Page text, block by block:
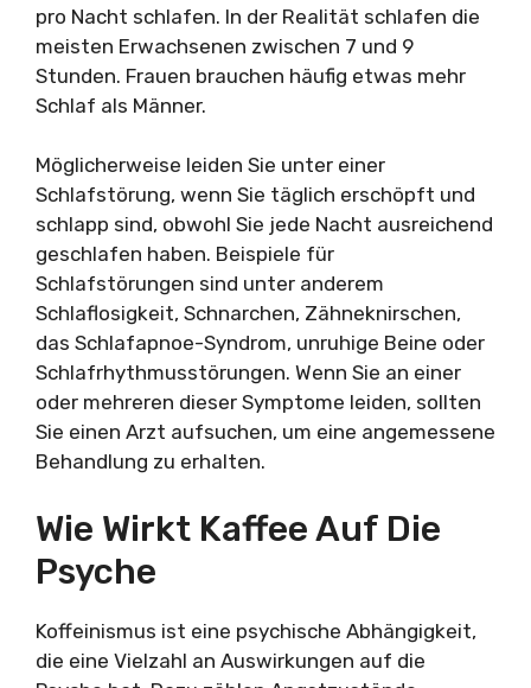
pro Nacht schlafen. In der Realität schlafen die
meisten Erwachsenen zwischen 7 und 9
Stunden. Frauen brauchen häufig etwas mehr
Schlaf als Männer.
Möglicherweise leiden Sie unter einer
Schlafstörung, wenn Sie täglich erschöpft und
schlapp sind, obwohl Sie jede Nacht ausreichend
geschlafen haben. Beispiele für
Schlafstörungen sind unter anderem
Schlaflosigkeit, Schnarchen, Zähneknirschen,
das Schlafapnoe-Syndrom, unruhige Beine oder
Schlafrhythmusstörungen. Wenn Sie an einer
oder mehreren dieser Symptome leiden, sollten
Sie einen Arzt aufsuchen, um eine angemessene
Behandlung zu erhalten.
Wie Wirkt Kaffee Auf Die
Psyche
Koffeinismus ist eine psychische Abhängigkeit,
die eine Vielzahl an Auswirkungen auf die